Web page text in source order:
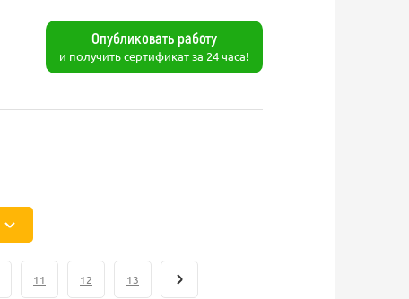
Опубликовать работу
и получить сертификат за 24 часа!
11 12 13